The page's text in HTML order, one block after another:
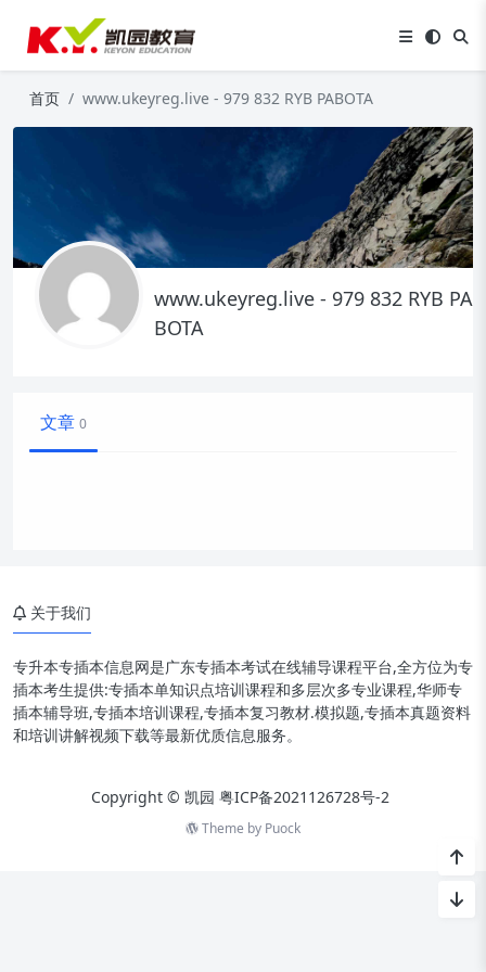
首页 www.ukeyreg.live - 979 832 RYB PABOTA
www.ukeyreg.live - 979 832 RYB PA
BOTA
文章 0
关于我们
专升本专插本信息网是广东专插本考试在线辅导课程平台,全方位为专
插本考生提供:专插本单知识点培训课程和多层次多专业课程,华师专
插本辅导班,专插本培训课程,专插本复习教材.模拟题,专插本真题资料
和培训讲解视频下载等最新优质信息服务。
Copyright © 凯园 粤ICP备2021126728号-2
Theme by Puock